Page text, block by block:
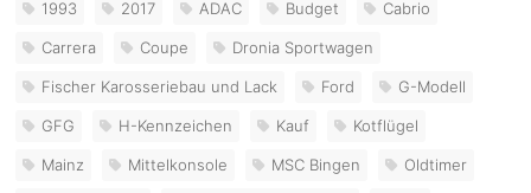
1993 2017 ADAC Budget Cabrio
Carrera Coupe Dronia Sportwagen
Fischer Karosseriebau und Lack Ford G-Modell
GFG H-Kennzeichen Kauf Kotflügel
Mainz Mittelkonsole MSC Bingen Oldtimer